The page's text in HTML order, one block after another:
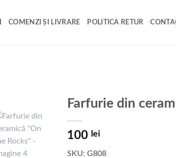
COMENZI ȘI LIVRARE POLITICA RETUR
Farfurie din
100 lei
SKU: G808